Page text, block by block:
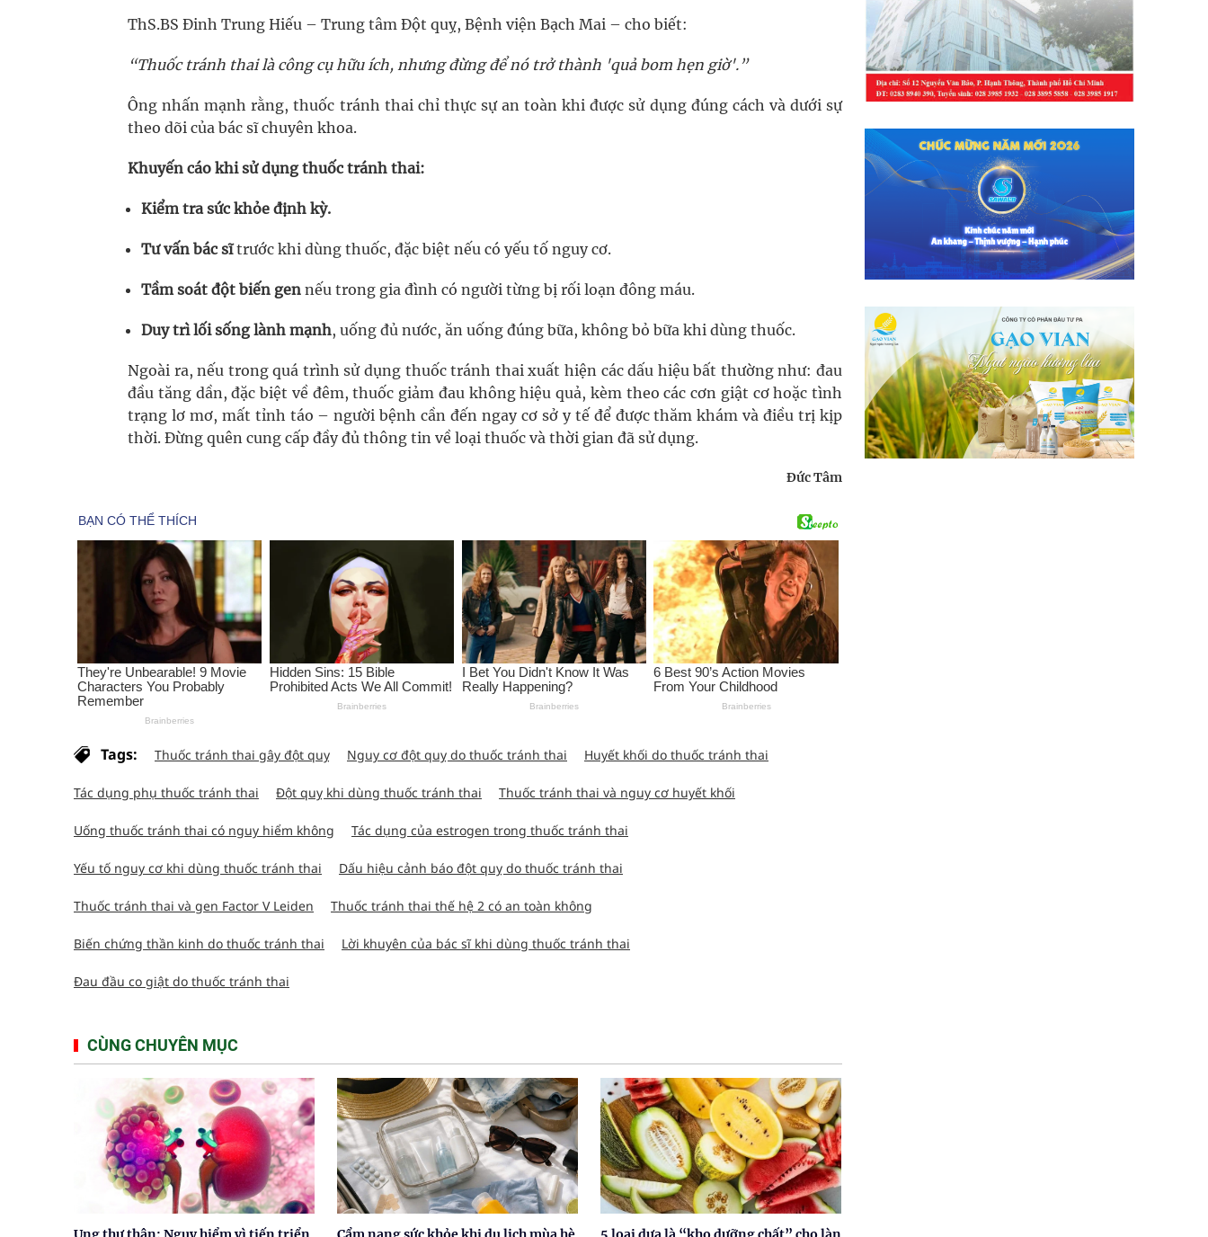
ThS.BS Đinh Trung Hiếu – Trung tâm Đột quỵ, Bệnh viện Bạch Mai – cho biết:
“Thuốc tránh thai là công cụ hữu ích, nhưng đừng để nó trở thành 'quả bom hẹn giờ'.”
Ông nhấn mạnh rằng, thuốc tránh thai chỉ thực sự an toàn khi được sử dụng đúng cách và dưới sự
theo dõi của bác sĩ chuyên khoa.
Khuyến cáo khi sử dụng thuốc tránh thai:
Kiểm tra sức khỏe định kỳ.
Tư vấn bác sĩtrước khi dùng thuốc, đặc biệt nếu có yếu tố nguy cơ.
Tầm soát đột biến gen nếu trong gia đình có người từng bị rối loạn đông máu.
Duy trì lối sống lành mạnh, uống đủ nước, ăn uống đúng bữa, không bỏ bữa khi dùng thuốc.
Ngoài ra, nếu trong quá trình sử dụng thuốc tránh thai xuất hiện các dấu hiệu bất thường như: đau
đầu tăng dần, đặc biệt về đêm, thuốc giảm đau không hiệu quả, kèm theo các cơn giật cơ hoặc tình
trạng lơ mơ, mất tỉnh táo – người bệnh cần đến ngay cơ sở y tế để được thăm khám và điều trị kịp
thời. Đừng quên cung cấp đầy đủ thông tin về loại thuốc và thời gian đã sử dụng.
Đức Tâm
Tags: Thuốc tránh thai gây đột quỵ Nguy cơ đột quỵ do thuốc tránh thai Huyết khối do thuốc tránh thai
Tác dụng phụ thuốc tránh thai Đột quỵ khi dùng thuốc tránh thai Thuốc tránh thai và nguy cơ huyết khối
Uống thuốc tránh thai có nguy hiểm không Tác dụng của estrogen trong thuốc tránh thai
Yếu tố nguy cơ khi dùng thuốc tránh thai Dấu hiệu cảnh báo đột quỵ do thuốc tránh thai
Thuốc tránh thai và gen Factor V Leiden Thuốc tránh thai thế hệ 2 có an toàn không
Biến chứng thần kinh do thuốc tránh thai Lời khuyên của bác sĩ khi dùng thuốc tránh thai
Đau đầu co giật do thuốc tránh thai
CÙNG CHUYÊN MỤC